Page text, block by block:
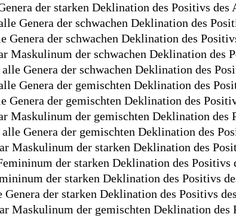
der starken Deklination des Positivs
Genera der schwachen Deklination des
Genera der schwachen Deklination des
Maskulinum der schwachen Deklination des
Genera der schwachen Deklination des
Genera der gemischten Deklination des
Genera der gemischten Deklination des
Maskulinum der gemischten Deklination des
Genera der gemischten Deklination des
Maskulinum der starken Deklination des
der starken Deklination des Positivs
der starken Deklination des Positivs
der starken Deklination des Positivs
Maskulinum der gemischten Deklination des